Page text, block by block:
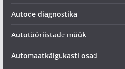
Autode diagnostika
Autotööriistade müük
Automaatkäigukasti osad